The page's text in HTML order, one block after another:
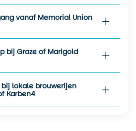
dat
vanaf Memorial Union
bij Graze of Marigold
lokale brouwerijen
Karben4